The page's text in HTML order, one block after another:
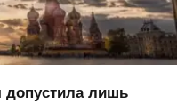
допустила лишь